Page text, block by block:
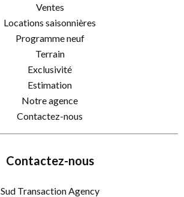
Ventes
Locations saisonnières
Programme neuf
Terrain
Exclusivité
Estimation
Notre agence
Contactez-nous
Contactez-nous
Sud Transaction Agency